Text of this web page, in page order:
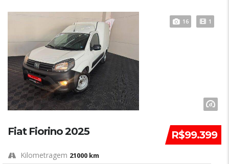
16 1
R$99.399
Fiat Fiorino 2025
Kilometragem 21000 km